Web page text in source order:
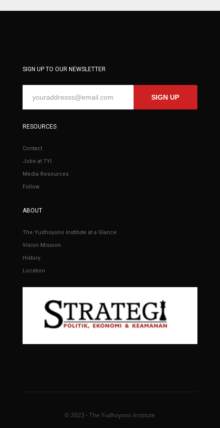
SIGN UP TO OUR NEWSLETTER
SIGN UP
RESOURCES
Contact
Jobs at TYI
Media Resources
Follow
ABOUT
The Yudhoyono Institute at a Glance
Vision Mission
History
Location
© 2023 - The Yudhoyono Institute